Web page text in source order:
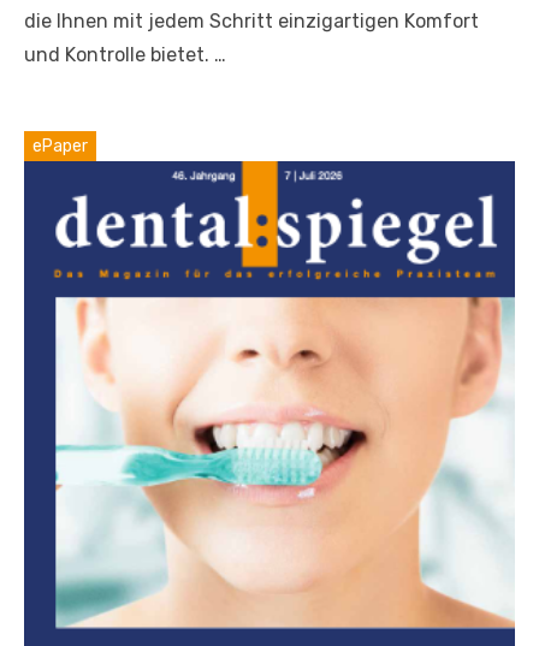
die Ihnen mit jedem Schritt einzigartigen Komfort
und Kontrolle bietet. …
ePaper